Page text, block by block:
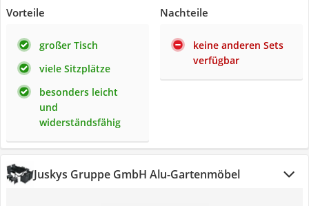
Vorteile
großer Tisch
viele Sitzplätze
besonders leicht
und
widerständsfähig
Nachteile
keine anderen Sets
verfügbar
Juskys Gruppe GmbH Alu-Gartenmöbel